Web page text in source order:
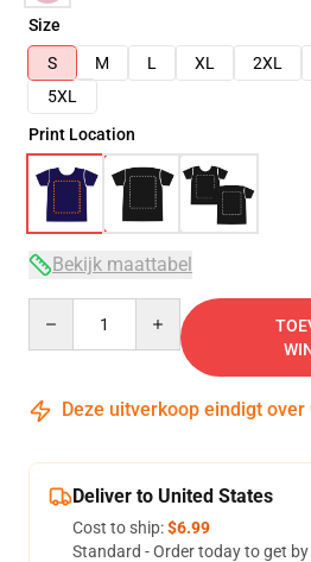
Size
S
M L XL 2XL
5XL
Print Location
Bekijk maattabel
Deze uitverkoop eindigt over
Deliver to United States
Cost to ship:$6.99
Standard - Order today to get by